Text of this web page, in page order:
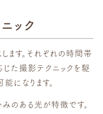
ック
ます。それぞれの時間帯
じた撮影テクニックを駆
になります。
のある光が特徴です。